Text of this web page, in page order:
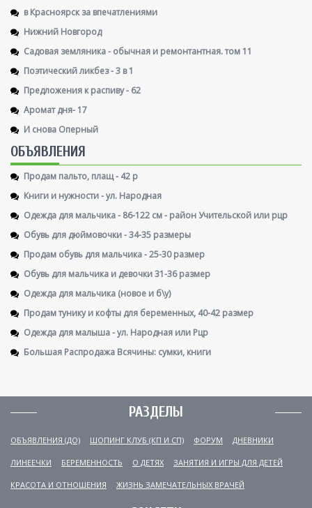
в Красноярск за впечатлениями
Нижний Новгород
Садовая земляника - обычная и ремонтантная. том 11
Поэтический ликбез - 3 в 1
Предложения к распиву - 62
Аромат дня- 17
И снова Оперный
ОБЪЯВЛЕНИЯ
Продам пальто, плащ - 42 р
Книги и нужности - ул. Народная
Одежда для мальчика - 86-122 см - район Учительской или рцр
Обувь для дюймовочки - 34-35 размеры
Продам обувь для мальчика - 25-30 размер
Обувь для мальчика и девочки 31-36 размер
Одежда для мальчика (новое и б\у)
Продам тунику и кофты для беременных, 40-42 размер
Одежда для малыша - ул. Народная или Рцр
Большая Распродажа Всячины: сумки, книги
РАЗДЕЛЫ
ОБЪЯВЛЕНИЯ (ДО) ШОПИНГ КЛУБ (КП И СП) ФОРУМ ДНЕВНИКИ
ЛИНЕЕЧКИ БЕРЕМЕННОСТЬ О ДЕТЯХ ЗАНЯТИЯ И ИГРЫ ДЛЯ ДЕТЕЙ
КРАСОТА И ОТНОШЕНИЯ ЖИЗНЬ ЗАМЕЧАТЕЛЬНЫХ ВРАЧЕЙ